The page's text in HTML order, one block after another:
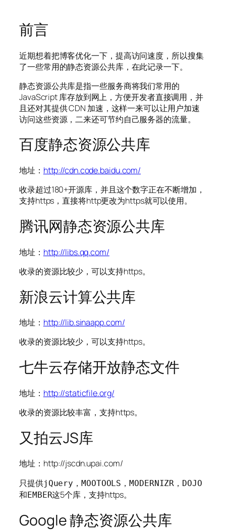
前言
近期想着把博客优化一下，提高访问速度，所以搜集
了一些常用的静态资源公共库，在此记录一下。
静态资源公共库是指一些服务商将我们常用的
JavaScript 库存放到网上，方便开发者直接调用，并
且还对其提供 CDN 加速，这样一来可以让用户加速
访问这些资源，二来还可节约自己服务器的流量。
百度静态资源公共库
地址： http://cdn.code.baidu.com/
收录超过180+开源库，并且这个数字正在不断增加，
支持https，直接将http更改为https就可以使用。
腾讯网静态资源公共库
地址： http://libs.qq.com/
收录的资源比较少，可以支持https。
新浪云计算公共库
地址： http://lib.sinaapp.com/
收录的资源比较少，可以支持https。
七牛云存储开放静态文件
地址： http://staticfile.org/
收录的资源比较丰富，支持https。
又拍云JS库
地址：http://jscdn.upai.com/
只提供jQuery ，MOOTOOLS ，MODERNIZR ， DOJO
和EMBER这5个库，支持https。
Google 静态资源公共库